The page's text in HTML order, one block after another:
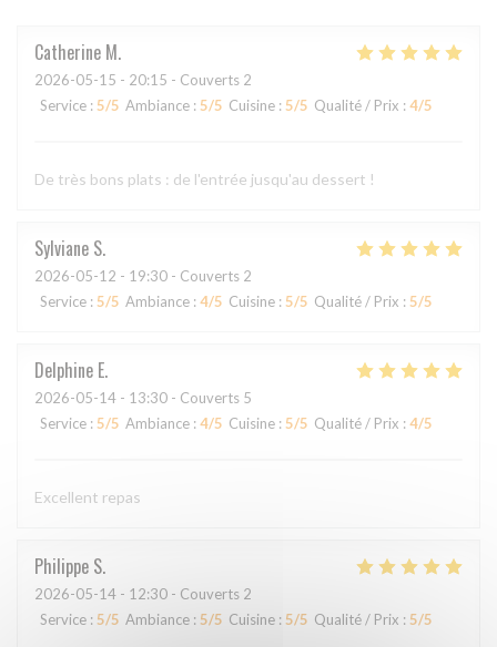
Catherine M
2026-05-15 - 20:15 - Couverts 2
Service : 5/5 Ambiance : 5/5 Cuisine : 5/5 Qualité / Prix : 4/5
De très bons plats : de l'entrée jusqu'au dessert !
Sylviane S
2026-05-12 - 19:30 - Couverts 2
Service : 5/5 Ambiance : 4/5 Cuisine : 5/5 Qualité / Prix : 5/5
Delphine E
2026-05-14 - 13:30 - Couverts 5
Service : 5/5 Ambiance : 4/5 Cuisine : 5/5 Qualité / Prix : 4/5
Excellent repas
Philippe S
2026-05-14 - 12:30 - Couverts 2
Service : 5/5 Ambiance : 5/5 Cuisine : 5/5 Qualité / Prix : 5/5